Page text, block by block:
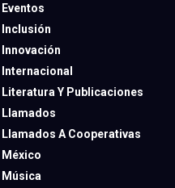
Eventos
Inclusión
Innovación
Internacional
Literatura Y Publicaciones
Llamados
Llamados A Cooperativas
México
Música